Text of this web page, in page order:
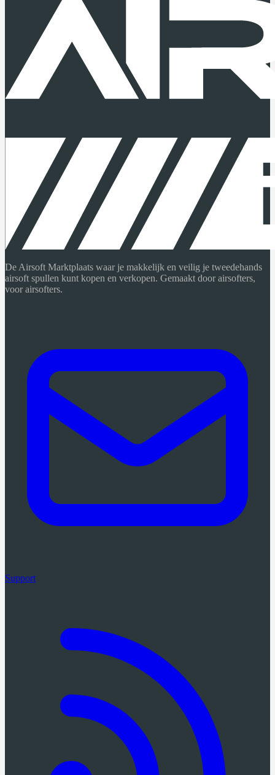
De Airsoft Marktplaats waar je makkelijk en veilig je tweedehands
airsoft spullen kunt kopen en verkopen. Gemaakt door airsofters,
voor airsofters.
Support